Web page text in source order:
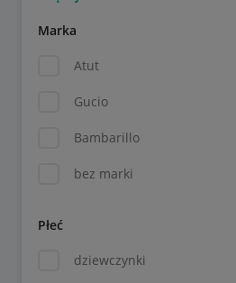
Marka
Atut
Gucio
Bambarillo
bez marki
Płeć
dziewczynki